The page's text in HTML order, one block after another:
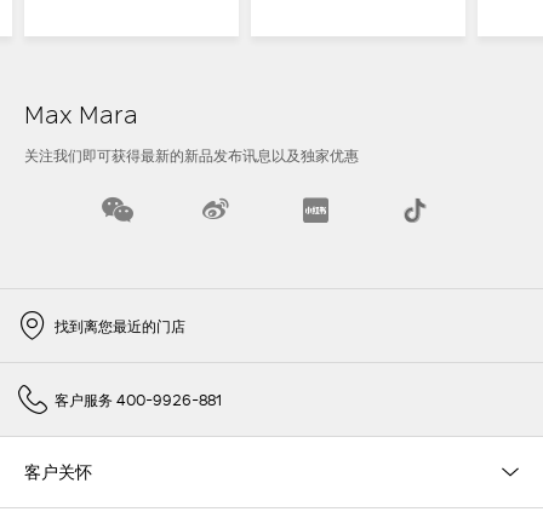
Max Mara
关注我们即可获得最新的新品发布讯息以及独家优惠
找到离您最近的门店
客户服务 400-9926-881
客户关怀